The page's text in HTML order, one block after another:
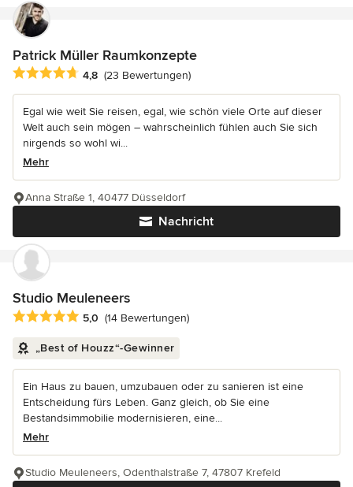
Patrick Müller Raumkonzepte
Durchschnittliche Bewertung: 4.8 von 5 Sternen
4,8 (23 Bewertungen)
Egal wie weit Sie reisen, egal, wie schön viele Orte auf dieser
Welt auch sein mögen – wahrscheinlich fühlen auch Sie sich
nirgends so wohl wi...
Mehr
Nachricht
Anna Straße 1, 40477 Düsseldorf
Studio Meuleneers
Durchschnittliche Bewertung: 5 von 5 Sternen
5,0 (14 Bewertungen)
„Best of Houzz“-Gewinner
Ein Haus zu bauen, umzubauen oder zu sanieren ist eine
Entscheidung fürs Leben. Ganz gleich, ob Sie eine
Bestandsimmobilie modernisieren, eine...
Mehr
Studio Meuleneers, Odenthalstraße 7, 47807 Krefeld